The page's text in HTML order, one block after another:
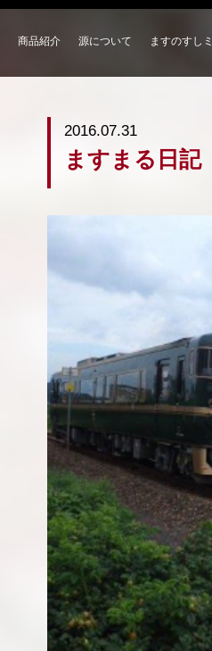
商品紹介 源について ますのすし
2016.07.31
ますまる日記